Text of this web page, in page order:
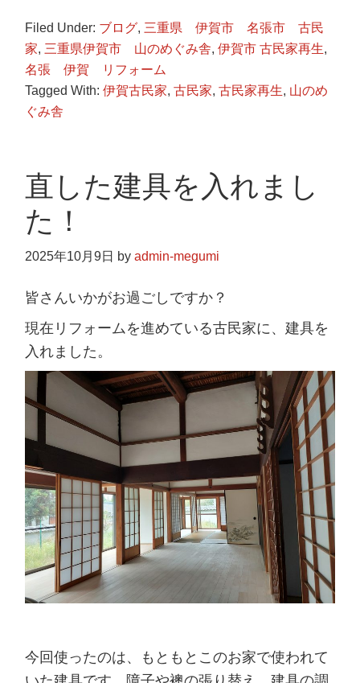
Filed Under: ブログ, 三重県 伊賀市 名張市 古民
家, 三重県伊賀市 山のめぐみ舎,伊賀市 古民家再生,
名張 伊賀 リフォーム
Tagged With:伊賀古民家,古民家,古民家再生, 山のめ
ぐみ舎
直した建具を入れまし
た！
2025年10月9日 byadmin-megumi
皆さんいかがお過ごしですか？
現在リフォームを進めている古民家に、建具を
入れました。
今回使ったのは、もともとこのお家で使われて